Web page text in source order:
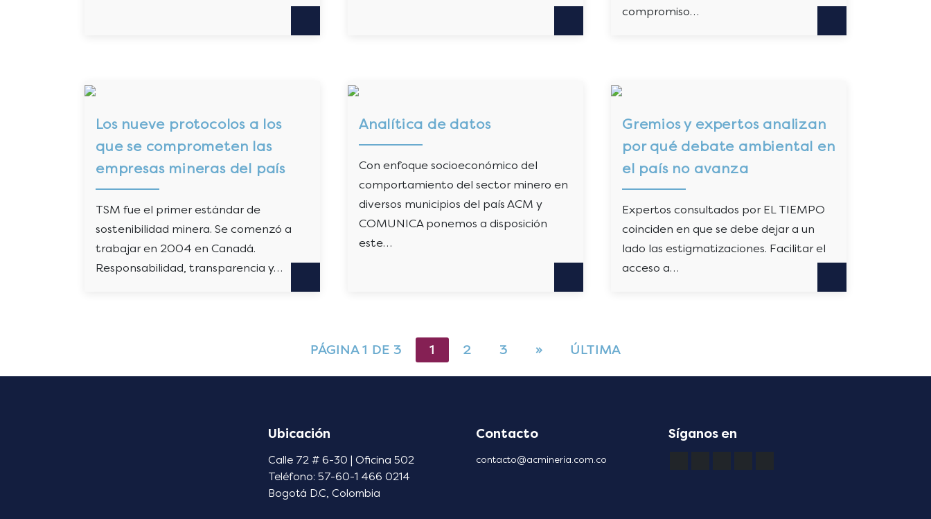
compromiso…
Los nueve protocolos a los
que se comprometen las
empresas mineras del país
TSM fue el primer estándar de
sostenibilidad minera. Se comenzó a
trabajar en 2004 en Canadá.
Responsabilidad, transparencia y…
Analítica de datos
Con enfoque socioeconómico del
comportamiento del sector minero en
diversos municipios del país ACM y
COMUNICA ponemos a disposición
este…
Gremios y expertos analizan
por qué debate ambiental en
el país no avanza
Expertos consultados por EL TIEMPO
coinciden en que se debe dejar a un
lado las estigmatizaciones. Facilitar el
acceso a…
PÁGINA 1 DE 3 1 2 3 » ÚLTIMA
Ubicación
Calle 72 # 6-30 | Oficina 502
Teléfono: 57-60-1 466 0214
Bogotá D.C, Colombia
Contacto
contacto@acmineria.com.co
Síganos en